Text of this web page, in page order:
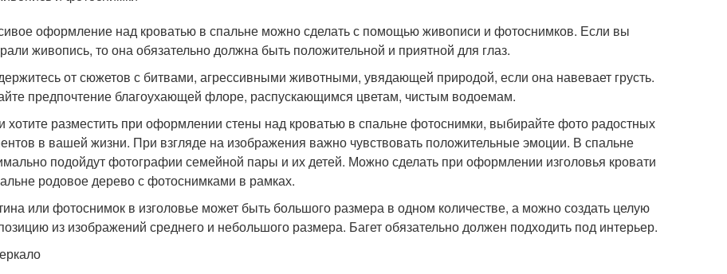
оформление над кроватью в спальне можно сделать с помощью живописи и фотоснимков. Если вы
живопись, то она обязательно должна быть положительной и приятной для глаз.
от сюжетов с битвами, агрессивными животными, увядающей природой, если она навевает грусть.
предпочтение благоухающей флоре, распускающимся цветам, чистым водоемам.
хотите разместить при оформлении стены над кроватью в спальне фотоснимки, выбирайте фото радостных
в вашей жизни. При взгляде на изображения важно чувствовать положительные эмоции. В спальне
подойдут фотографии семейной пары и их детей. Можно сделать при оформлении изголовья кровати
родовое дерево с фотоснимками в рамках.
или фотоснимок в изголовье может быть большого размера в одном количестве, а можно создать целую
из изображений среднего и небольшого размера. Багет обязательно должен подходить под интерьер.